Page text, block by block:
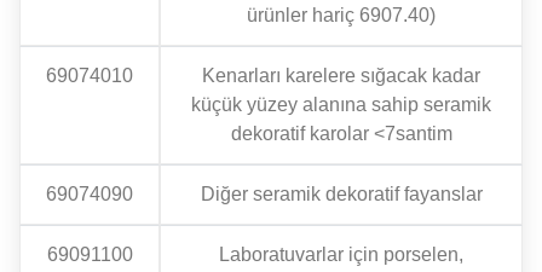
ürünler hariç 6907.40)
69074010
Kenarları karelere sığacak kadar
küçük yüzey alanına sahip seramik
dekoratif karolar <7santim
69074090 Diğer seramik dekoratif fayanslar
69091100
Laboratuvarlar için porselen,